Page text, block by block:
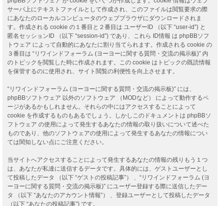
サーバ上にテキストファイルとして作成され、このファイルは閲覧要求の際
にあなたのローカルコンピュータのウェブブラウザにダウンロードされま
す。作成される cookie の１番目と２番目は ユーザーID （以下 “user-id”) と
匿名セッションID （以下 “session-id”) であり、これら ID情報 は phpBBソフ
トウェア によって自動的にあなたに割り当てられます。作成される cookie の
３番目は “リワインドフォーラム (ヨーヨーに関する質問・交流の掲示板)” 内
のトピックを閲覧した時に作成されます。この cookie はトピックの既読情報
を保管するのに使用され、サイト閲覧の利便性を向上させます。
“リワインドフォーラム (ヨーヨーに関する質問・交流の掲示板)” には、
phpBBソフトウェア 以外のソフトウェア （MODなど） によって動作するペ
ージがあるかもしれません。それらの中にはアクセスすることによって
cookie を作成するものもあるでしょう。しかしこのドキュメントは phpBBソ
フトウェア の使用によって発生するあなたの情報の取り扱いについて述べた
ものであり、他のソフトウェアの使用によって発生するあなたの情報につい
ては関知しない点にご注意ください。
当サイトへアクセスすることによって発生するあなたの情報の残りもう１つ
は、あなたが私達に送信するデータです。具体的には、ゲストユーザーとし
て投稿したデータ （以下 “ゲストの投稿記事”） 、“リワインドフォーラム (ヨ
ーヨーに関する質問・交流の掲示板)” にユーザー登録する際に送信したデー
タ （以下 “あなたのアカウント情報”） 、登録ユーザーとして投稿したデータ
（以下 “あなたの投稿記事”) です。